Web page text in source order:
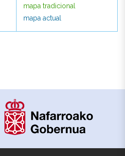
mapa tradicional
mapa actual
mapa actual